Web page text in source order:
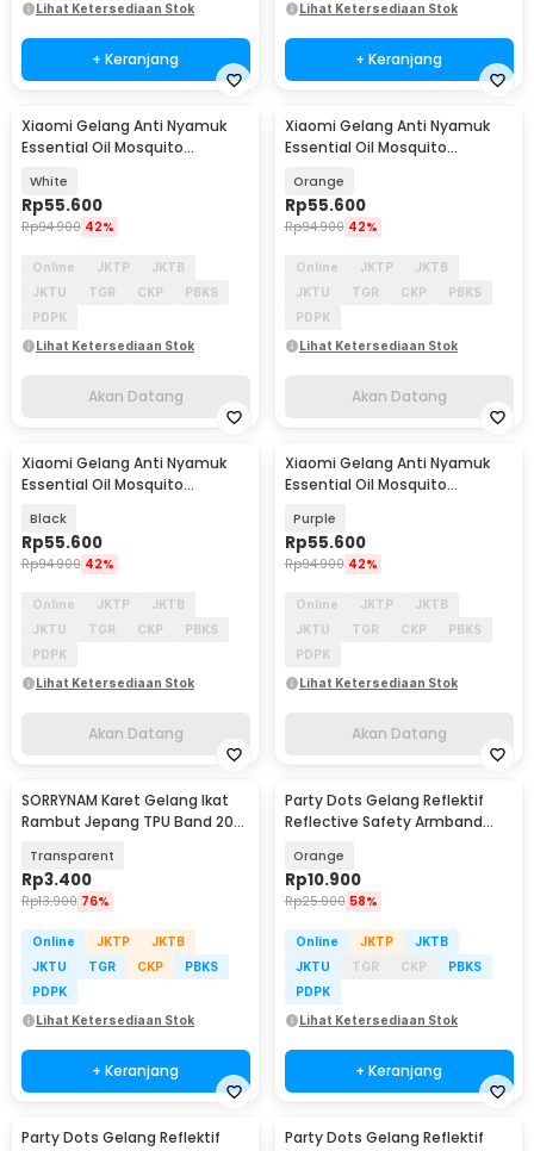
Lihat Ketersediaan Stok
+ Keranjang
Lihat Ketersediaan Stok
+ Keranjang
Akan Datang
Xiaomi Gelang Anti Nyamuk
Essential Oil Mosquito
White
Rp55.600
Rp94.900 42%
Online JKTP
JKTB
JKTU
TGR CKP
PBKS
PDPK
Lihat Ketersediaan Stok
Akan Datang
Akan Datang
Xiaomi Gelang Anti Nyamuk
Essential Oil Mosquito
Orange
Rp55.600
Rp94.900 42%
Online JKTP
JKTB
JKTU
TGR CKP
PBKS
PDPK
Lihat Ketersediaan Stok
Akan Datang
Akan Datang
Xiaomi Gelang Anti Nyamuk
Essential Oil Mosquito
Black
Rp55.600
Rp94.900 42%
Online JKTP
JKTB
JKTU
TGR CKP
PBKS
PDPK
Lihat Ketersediaan Stok
Akan Datang
Akan Datang
Xiaomi Gelang Anti Nyamuk
Essential Oil Mosquito
Purple
Rp55.600
Rp94.900 42%
Online JKTP
JKTB
JKTU
TGR CKP
PBKS
PDPK
Lihat Ketersediaan Stok
Akan Datang
SORRYNAM Karet Gelang Ikat
Rambut Jepang TPU Band 200
Transparent
Rp3.400
Rp13.900 76%
Online JKTP
JKTB
JKTU
TGR CKP
PBKS
PDPK
Lihat Ketersediaan Stok
+ Keranjang
Party Dots Gelang Reflektif
Reflective Safety Armband
Orange
Rp10.900
Rp25.900 58%
Online JKTP
JKTB
JKTU
TGR CKP
PBKS
PDPK
Lihat Ketersediaan Stok
+ Keranjang
Party Dots Gelang Reflektif
Party Dots Gelang Reflektif